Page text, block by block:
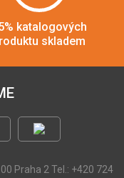
katalogových
skladem
Praha 2 Tel.: +420 724